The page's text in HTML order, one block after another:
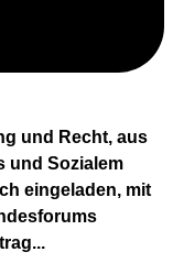
und Recht, aus
und Sozialem
eingeladen, mit